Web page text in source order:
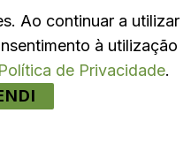
Política de Privacidade
Ao continuar a utilizar
à utilização
Política de Privacidade.